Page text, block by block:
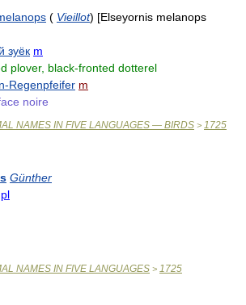
( Vieillot) [Elseyornis melanops
зуёк m
plover, black-fronted dotterel
Regenpfeifer m
noire
NAMES IN FIVE LANGUAGES — BIRDS > 1725
Günther
pl
NAMES IN FIVE LANGUAGES > 1725